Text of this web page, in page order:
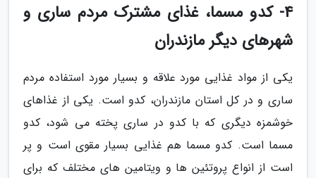
4- کدو مسما، غذای مشترک مردم ساری و
شهرهای دیگر مازندران
یکی از مواد غذایی مورد علاقه و بسیار مورد استفاده مردم
ساری و در کل استان مازندران، کدو است. یکی از غذاهای
خوشمزه دیگری که با کدو در ساری پخته می شود، کدو
مسما است. کدو مسما هم غذایی بسیار مقوی است و پر
است از انواع پروتئین ها و ویتامین های مختلف که برای